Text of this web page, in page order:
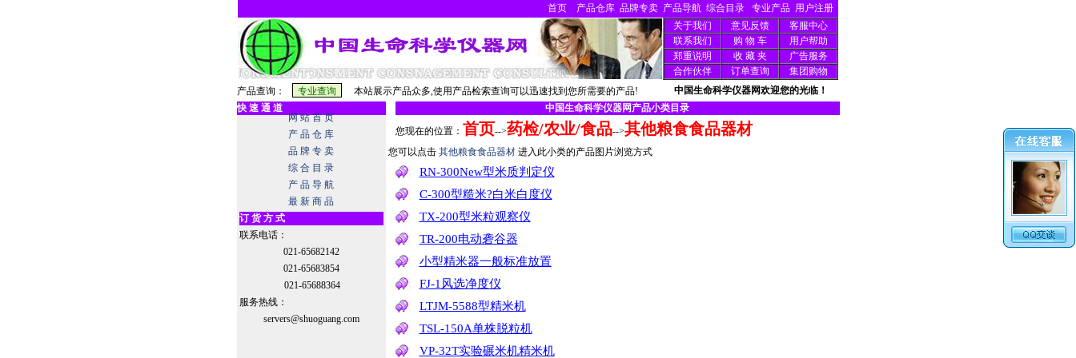
首页 产品仓库 品牌专卖 产品导航 综合目录 专业产品 用户注册
关于我们
意见反馈
客服中心
联系我们
购 物 车
用户帮助
郑重说明
收 藏 夹
广告服务
合作伙伴
订单查询
集团购物
产品查询：
本站展示产品众多,使用产品检索查询可以迅速找到您所需要的产品!
中国生命科学仪器网欢迎您的光临！
快 速 通 道
网 站 首 页
产 品 仓 库
品 牌 专 卖
综 合 目 录
产 品 导 航
最 新 商 品
订 货 方 式
联系电话：
021-65682142
021-65683854
021-65688364
服务热线：
servers@shuoguang.com
中国生命科学仪器网产品小类目录
您现在的位置： 首页-->药检/农业/食品-->其他粮食食品器材
您可以点击 其他粮食食品器材进入此小类的产品图片浏览方式
RN-300New型米质判定仪
C-300型糙米?白米白度仪
TX-200型米粒观察仪
TR-200电动砻谷器
小型精米器一般标准放置
FJ-1风选净度仪
LTJM-5588型精米机
TSL-150A单株脱粒机
VP-32T实验碾米机精米机